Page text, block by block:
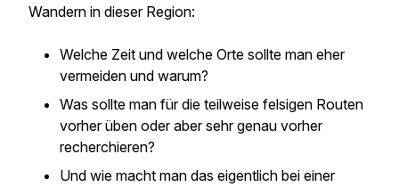
Wandern in dieser Region:
Welche Zeit und welche Orte sollte man eher
vermeiden und warum?
Was sollte man für die teilweise felsigen Routen
vorher üben oder aber sehr genau vorher
recherchieren?
Und wie macht man das eigentlich bei einer